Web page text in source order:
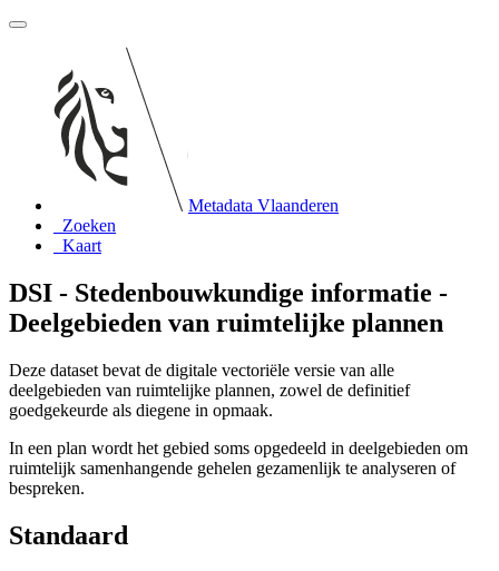
Metadata Vlaanderen
Zoeken
Kaart
DSI - Stedenbouwkundige informatie -
Deelgebieden van ruimtelijke plannen
Deze dataset bevat de digitale vectoriële versie van alle
deelgebieden van ruimtelijke plannen, zowel de definitief
goedgekeurde als diegene in opmaak.
In een plan wordt het gebied soms opgedeeld in deelgebieden om
ruimtelijk samenhangende gehelen gezamenlijk te analyseren of
bespreken.
Standaard